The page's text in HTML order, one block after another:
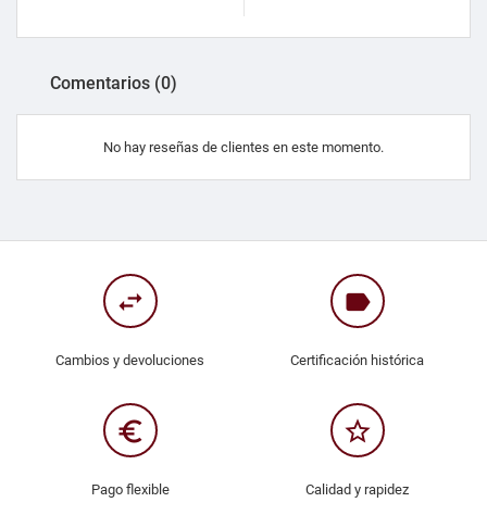
Comentarios (0)
No hay reseñas de clientes en este momento.
swap_horiz
Cambios y devoluciones
label
Certificación histórica
euro_symbol
Pago flexible
star_border
Calidad y rapidez